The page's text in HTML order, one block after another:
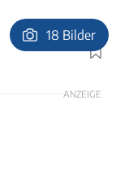
Foto: Dominic Vierneisel
18 Bilder
ANZEIGE